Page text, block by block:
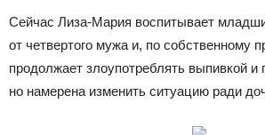
Сейчас Лиза-Мария воспитывает
от четвертого мужа и, по собственному
продолжает злоупотреблять выпивкой и
но намерена изменить ситуацию ради